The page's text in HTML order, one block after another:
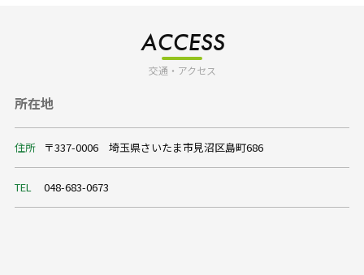
ACCESS
交通・アクセス
所在地
住所 〒337-0006 埼玉県さいたま市見沼区島町686
TEL 048-683-0673